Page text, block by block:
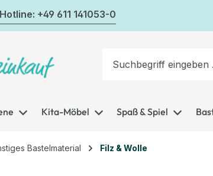
+49 611 141053-0
Kita-Möbel Spaß & Spiel
Bastelmaterial Filz & Wolle